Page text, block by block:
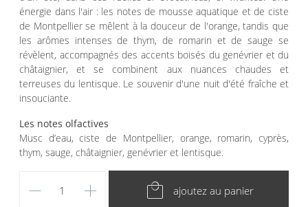
énergie dans l'air : les notes de mousse aquatique et de ciste
de Montpellier se mêlent à la douceur de l'orange, tandis que
les arômes intenses de thym, de romarin et de sauge se
révèlent, accompagnés des accents boisés du genévrier et du
châtaignier, et se combinent aux nuances chaudes et
terreuses du lentisque. Le souvenir d'une nuit d'été fraîche et
insouciante.
Les notes olfactives
Musc d’eau, ciste de Montpellier, orange, romarin, cyprès,
thym, sauge, châtaignier, genévrier et lentisque.
remove add local_mall ajoutez au panier